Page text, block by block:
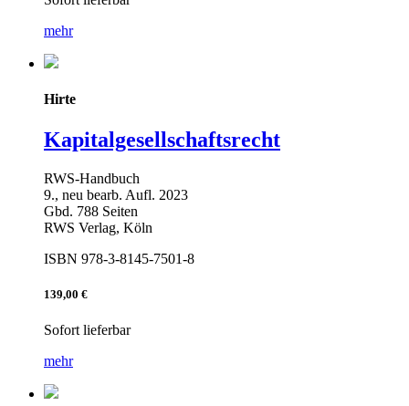
mehr
Hirte
Kapitalgesellschaftsrecht
RWS-Handbuch
9., neu bearb. Aufl. 2023
Gbd. 788 Seiten
RWS Verlag, Köln
ISBN 978-3-8145-7501-8
139,00 €
Sofort lieferbar
mehr